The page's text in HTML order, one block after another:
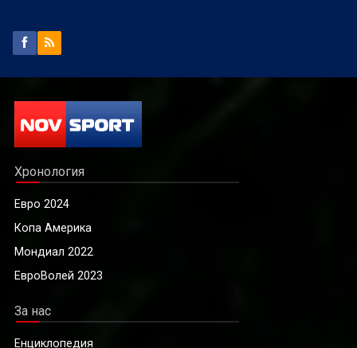
Хронология
Евро 2024
Копа Америка
Мондиал 2022
ЕвроВолей 2023
За нас
Енциклопедия